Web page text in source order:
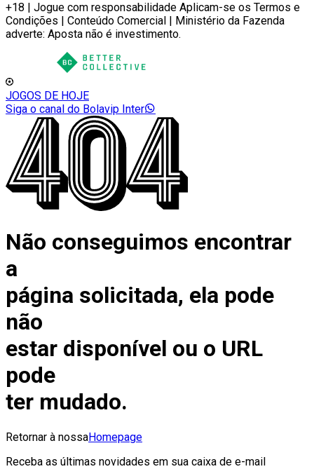
+18 | Jogue com responsabilidade Aplicam-se os Termos e
Condições | Conteúdo Comercial | Ministério da Fazenda
adverte: Aposta não é investimento.
JOGOS DE HOJE
Siga o canal do Bolavip Inter
Não conseguimos encontrar
a
página solicitada, ela pode
não
estar disponível ou o URL
pode
ter mudado.
Retornar à nossaHomepage
Receba as últimas novidades em sua caixa de e-mail